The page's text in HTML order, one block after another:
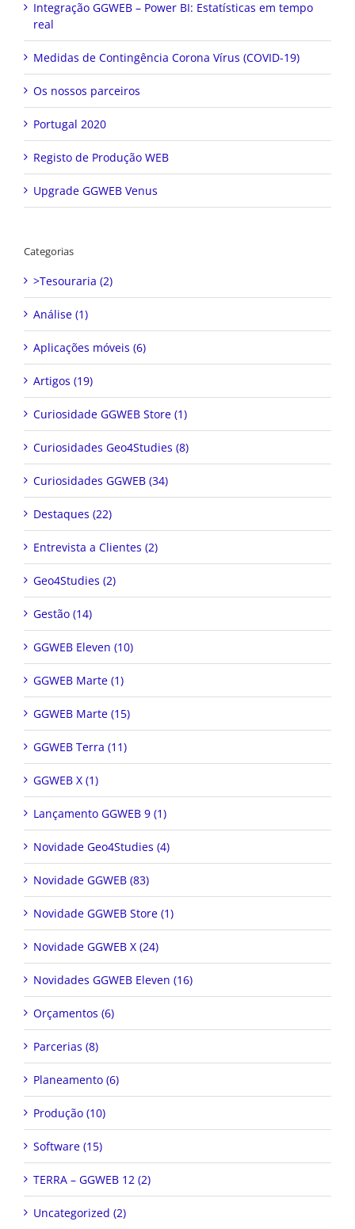
Integração GGWEB – Power BI: Estatísticas em tempo
real
Medidas de Contingência Corona Vírus (COVID-19)
Os nossos parceiros
Portugal 2020
Registo de Produção WEB
Upgrade GGWEB Venus
Categorias
>Tesouraria (2)
Análise (1)
Aplicações móveis (6)
Artigos (19)
Curiosidade GGWEB Store (1)
Curiosidades Geo4Studies (8)
Curiosidades GGWEB (34)
Destaques (22)
Entrevista a Clientes (2)
Geo4Studies (2)
Gestão (14)
GGWEB Eleven (10)
GGWEB Marte (1)
GGWEB Marte (15)
GGWEB Terra (11)
GGWEB X (1)
Lançamento GGWEB 9 (1)
Novidade Geo4Studies (4)
Novidade GGWEB (83)
Novidade GGWEB Store (1)
Novidade GGWEB X (24)
Novidades GGWEB Eleven (16)
Orçamentos (6)
Parcerias (8)
Planeamento (6)
Produção (10)
Software (15)
TERRA – GGWEB 12 (2)
Uncategorized (2)